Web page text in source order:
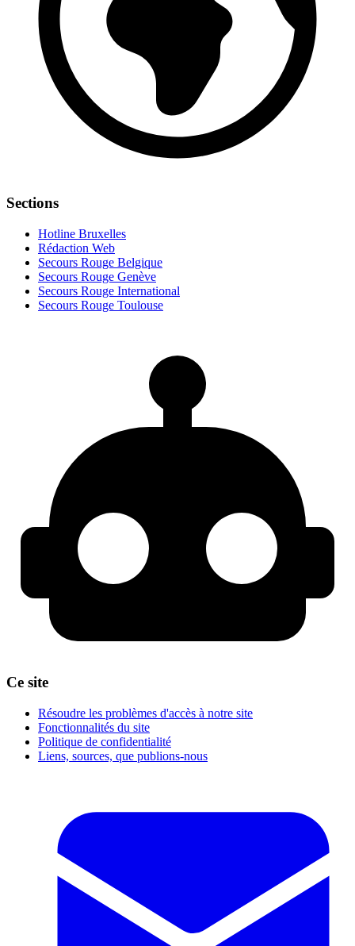
Sections
Hotline Bruxelles
Rédaction Web
Secours Rouge Belgique
Secours Rouge Genève
Secours Rouge International
Secours Rouge Toulouse
Ce site
Résoudre les problèmes d'accès à notre site
Fonctionnalités du site
Politique de confidentialité
Liens, sources, que publions-nous